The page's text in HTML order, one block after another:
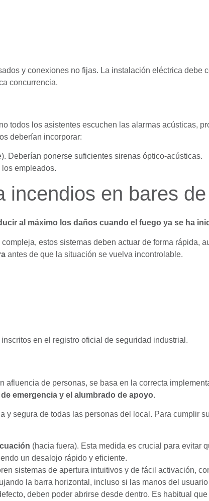
y conexiones no fijas. La instalación eléctrica debe
concurrencia.
todos los asistentes escuchen las alarmas acústicas,
deberían incorporar:
Deberían ponerse suficientes sirenas óptico-acústicas.
empleados.
incendios en bares
al máximo los daños cuando el fuego ya se ha
estos sistemas deben actuar de forma rápida,
antes de que la situación se vuelva incontrolable.
en el registro oficial de seguridad industrial.
de personas, se basa en la correcta
emergencia y el alumbrado de apoyo.
y segura de todas las personas del local. Para cumplir
(hacia fuera). Esta medida es crucial para evitar
un desalojo rápido y eficiente.
sistemas de apertura intuitivos y de fácil activación,
la barra horizontal, incluso si las manos del
deben poder abrirse desde dentro. Es habitual